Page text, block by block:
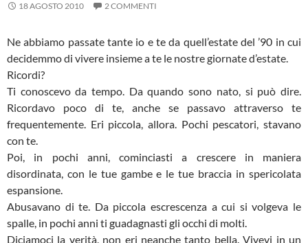
18 AGOSTO 2010 2 COMMENTI
Ne abbiamo passate tante io e te da quell’estate del ’90 in cui
decidemmo di vivere insieme a te le nostre giornate d’estate.
Ricordi?
Ti conoscevo da tempo. Da quando sono nato, si può dire.
Ricordavo poco di te, anche se passavo attraverso te
frequentemente. Eri piccola, allora. Pochi pescatori, stavano
con te.
Poi, in pochi anni, cominciasti a crescere in maniera
disordinata, con le tue gambe e le tue braccia in spericolata
espansione.
Abusavano di te. Da piccola escrescenza a cui si volgeva le
spalle, in pochi anni ti guadagnasti gli occhi di molti.
Diciamoci la verità, non eri neanche tanto bella. Vivevi in un